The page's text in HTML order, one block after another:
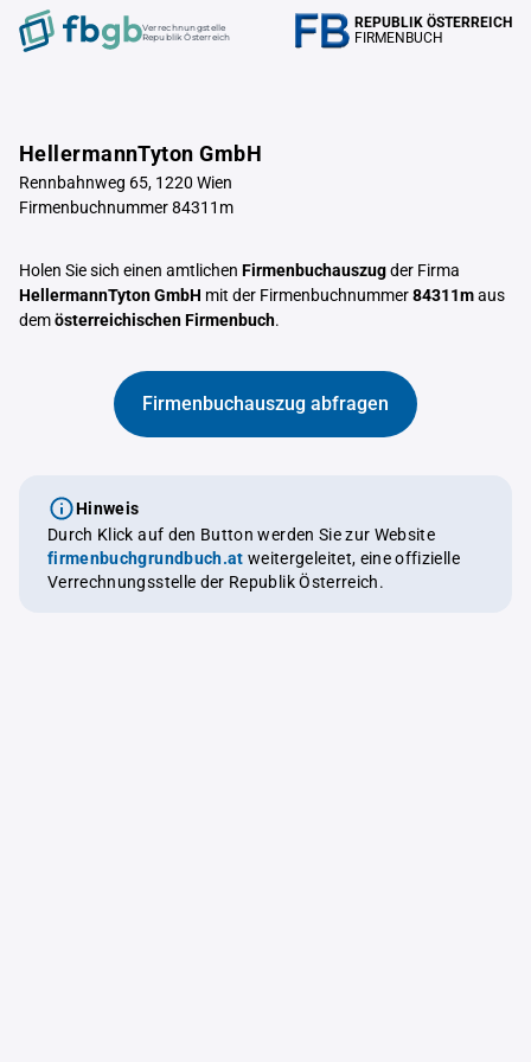
Verrechnungstelle
Republik Österreich
REPUBLIK ÖSTERREICH
FIRMENBUCH
HellermannTyton GmbH
Rennbahnweg 65, 1220 Wien
Firmenbuchnummer 84311m
Holen Sie sich einen amtlichen Firmenbuchauszugder Firma
HellermannTyton GmbH mit der Firmenbuchnummer84311maus
demösterreichischen Firmenbuch.
Firmenbuchauszug abfragen
Hinweis
Durch Klick auf den Button werden Sie zur Website
firmenbuchgrundbuch.at weitergeleitet, eine offizielle
Verrechnungsstelle der Republik Österreich.